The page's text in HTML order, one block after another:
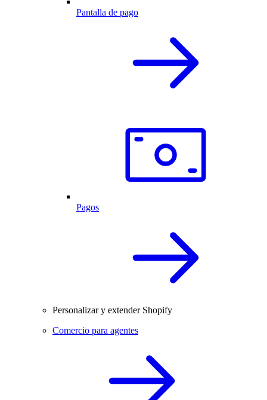
Pantalla de pago
Pagos
Personalizar y extender Shopify
Comercio para agentes